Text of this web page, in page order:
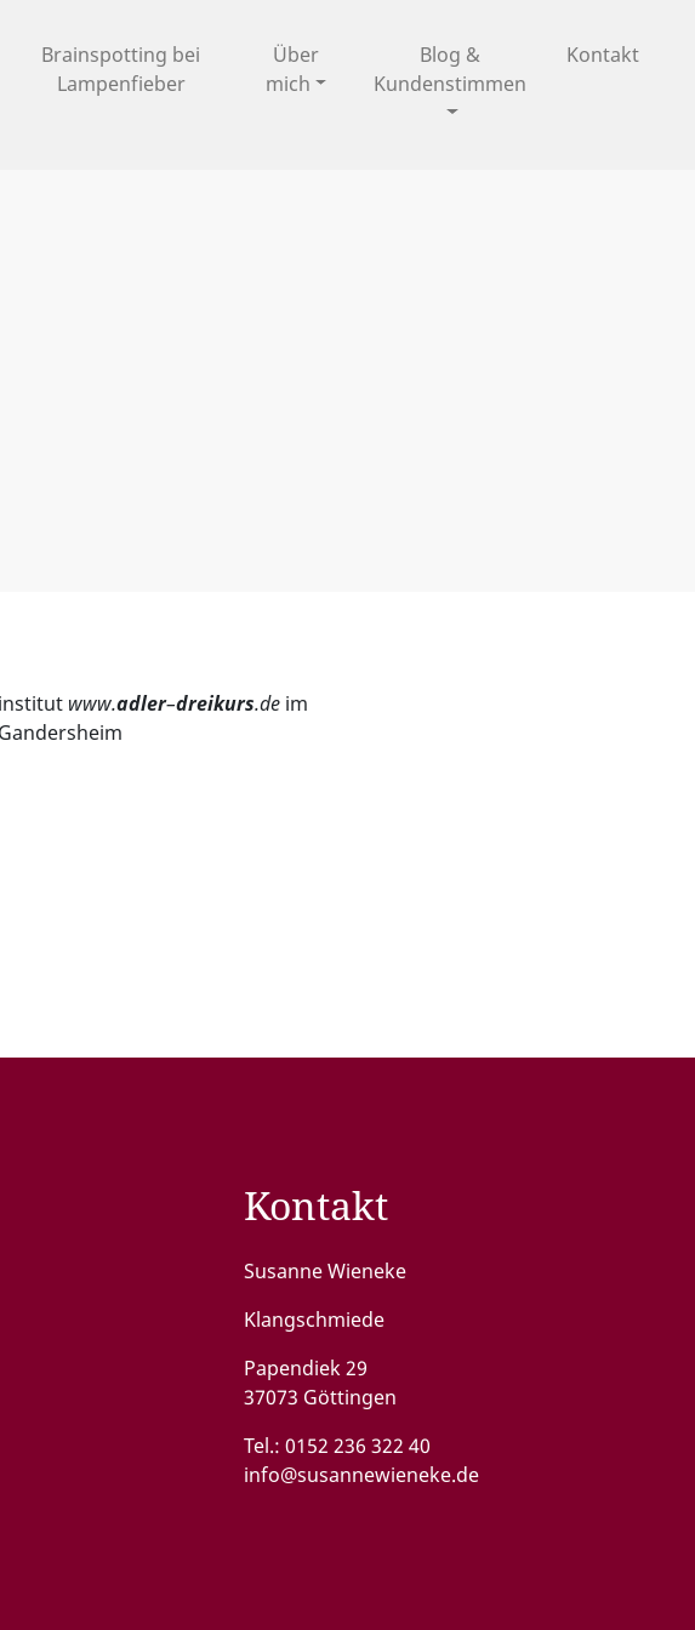
Brainspotting bei
Lampenfieber
Über
mich
Blog &
Kundenstimmen
Kontakt
www.adler–dreikurs.de im
Kontakt
Susanne Wieneke
Klangschmiede
Papendiek 29
37073 Göttingen
Tel.: 0152 236 322 40
info@susannewieneke.de